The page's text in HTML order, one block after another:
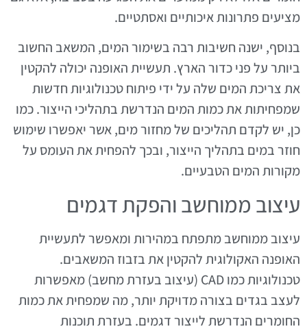
מציעים פתרונות איכותיים ואסתטיים.
בנוסף, ישנה חשיבות רבה בשימור המים, המשאב החשוב
ביותר על פני כדור הארץ. תעשיית האופנה יכולה להקטין
את צריכת המים שלה על ידי פיתוח טכנולוגיות חדשות
שמפחיתות את כמות המים הנדרשת בתהליכי הייצור. כמו
כן, יש לקדם תהליכים של מחזור מים, אשר יאפשרו שימוש
חוזר במים בתהליך הייצור, ובכך להפחית את העומס על
מקורות המים הטבעיים.
עיצוב ממוחשב והפקת דגמים
עיצוב ממוחשב מתפתח במהירות ומאפשר לתעשיית
האופנה האקולוגית להקטין את בזבוז המשאבים.
טכנולוגיות כמו CAD (עיצוב בעזרת מחשב) מאפשרות
לעצב בגדים בצורה מדויקת יותר, מה שמפחית את כמות
החומרים הנדרשת לייצור דגמים. בעזרת תוכנות